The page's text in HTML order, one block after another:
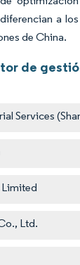
a
de China.
de
Services
Limited
Ltd.